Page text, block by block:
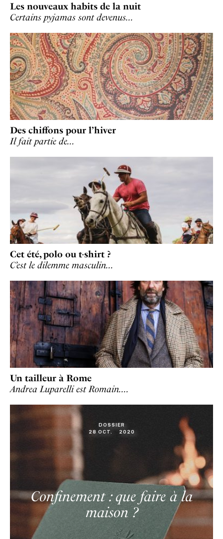
Les nouveaux habits de la nuit
Certains pyjamas sont devenus…
Des chiffons pour l’hiver
Il fait partie de…
Cet été, polo ou t-shirt ?
C’est le dilemme masculin…
Un tailleur à Rome
Andrea Luparelli est Romain.…
DOSSIER
28 OCT. 2020
Confinement : que faire à la
maison ?